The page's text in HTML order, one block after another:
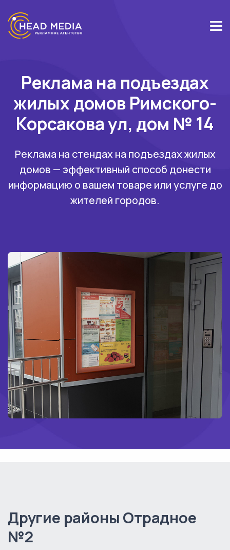
Реклама на подъездах
жилых домов Римского-
Корсакова ул, дом № 14
Реклама на стендах на подъездах жилых
домов — эффективный способ донести
информацию о вашем товаре или услуге до
жителей городов.
Другие районы Отрадное
№2